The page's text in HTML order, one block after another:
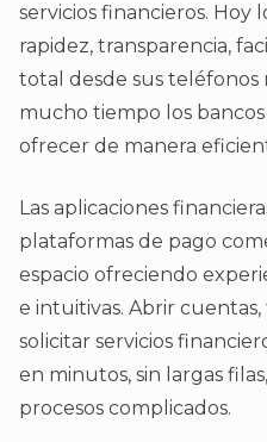
servicios financieros. Hoy
rapidez, transparencia,
total desde sus
mucho tiempo los
ofrecer de manera
Las aplicaciones
plataformas de pago
espacio ofreciendo
e intuitivas. Abrir
solicitar servicios
en minutos, sin largas
procesos complicados.